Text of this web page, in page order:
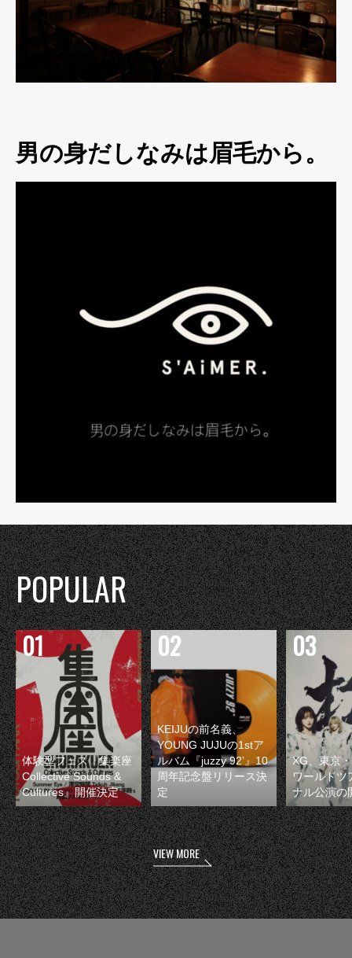
男の身だしなみは眉毛から。
POPULAR
体験型フェス『集楽座
Collective Sounds &
Cultures』開催決定
KEIJUの前名義、
YOUNG JUJUの1stア
ルバム『juzzy 92’』10
周年記念盤リリース決
定
XG、東京
ワールドツ
ナル公演の
VIEW MORE